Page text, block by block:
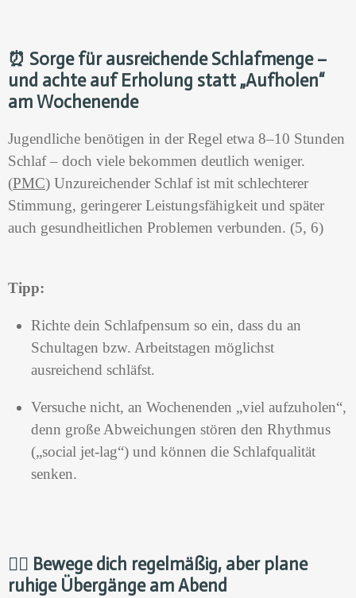
⏰ Sorge für ausreichende Schlafmenge –
und achte auf Erholung statt „Aufholen“
am Wochenende
Jugendliche benötigen in der Regel etwa 8–10 Stunden
Schlaf – doch viele bekommen deutlich weniger.
(PMC) Unzureichender Schlaf ist mit schlechterer
Stimmung, geringerer Leistungsfähigkeit und später
auch gesundheitlichen Problemen verbunden. (5, 6)
Tipp:
Richte dein Schlafpensum so ein, dass du an
Schultagen bzw. Arbeitstagen möglichst
ausreichend schläfst.
Versuche nicht, an Wochenenden „viel aufzuholen“,
denn große Abweichungen stören den Rhythmus
(„social jet-lag“) und können die Schlafqualität
senken.
🏃‍♂️ Bewege dich regelmäßig, aber plane
ruhige Übergänge am Abend